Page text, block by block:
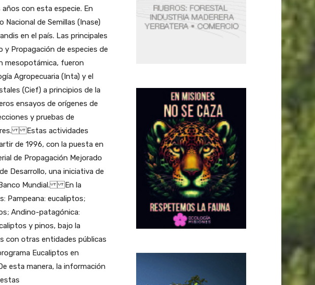
con esta especie. En
de Semillas (Inase)
en el país. Las principales
y Propagación de especies de
mesopotámica, fueron
Agropecuaria (Inta) y el
(Cief) a principios de la
ensayos de orígenes de
y pruebas de
Estas actividades
de 1996, con la puesta en
de Propagación Mejorado
Desarrollo, una iniciativa de
Banco Mundial. En la
Pampeana: eucaliptos;
Andino-patagónica:
y pinos, bajo la
con otras entidades públicas
Eucaliptos en
esta manera, la información